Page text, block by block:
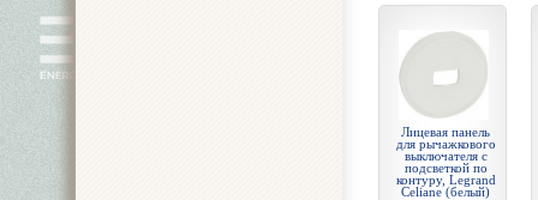
Лицевая панель
для рычажкового
выключателя с
подсветкой по
контуру, Legrand
Celiane (белый)